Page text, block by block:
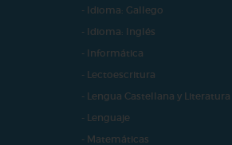
- Idioma: Gallego
- Idioma: Inglés
- Informática
- Lectoescritura
- Lengua Castellana y Literatura
- Lenguaje
- Matemáticas